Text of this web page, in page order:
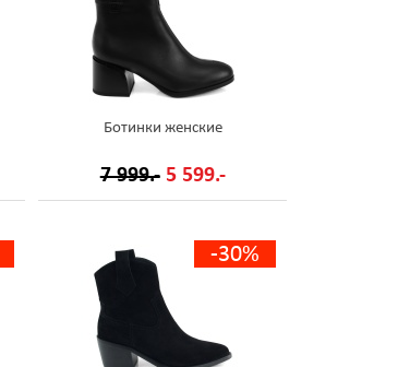
Ботинки женские
7 999.- 5 599.-
-30%